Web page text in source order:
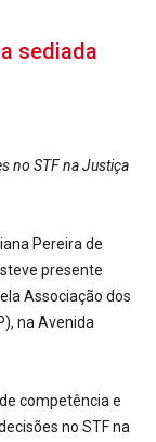
sediada
no STF na Justiça
Pereira de
presente
Associação dos
na Avenida
competência e
no STF na